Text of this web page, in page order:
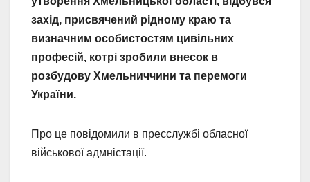
захід, присвячений рідному краю та
визначним особистостям цивільних
професій, котрі зробили внесок в
розбудову Хмельниччини та перемоги
України.
Про це повідомили в пресслужбі обласної
військової адмністації.